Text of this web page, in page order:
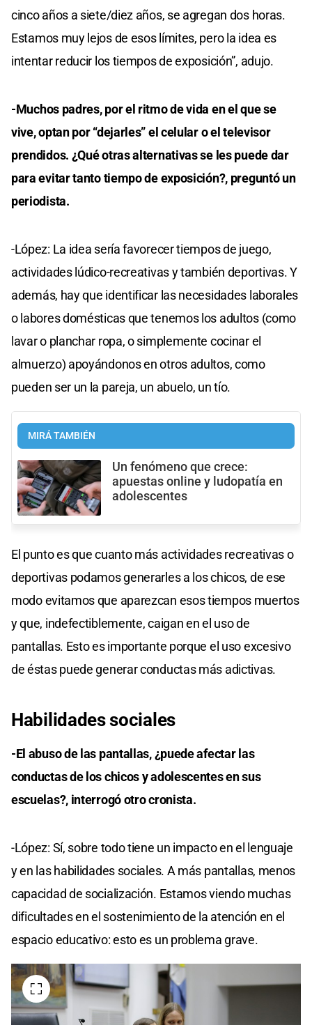
cinco años a siete/diez años, se agregan dos horas.
Estamos muy lejos de esos límites, pero la idea es
intentar reducir los tiempos de exposición”, adujo.
-Muchos padres, por el ritmo de vida en el que se
vive, optan por “dejarles” el celular o el televisor
prendidos. ¿Qué otras alternativas se les puede dar
para evitar tanto tiempo de exposición?, preguntó un
periodista.
-López: La idea sería favorecer tiempos de juego,
actividades lúdico-recreativas y también deportivas. Y
además, hay que identificar las necesidades laborales
o labores domésticas que tenemos los adultos (como
lavar o planchar ropa, o simplemente cocinar el
almuerzo) apoyándonos en otros adultos, como
pueden ser un la pareja, un abuelo, un tío.
MIRÁ TAMBIÉN
Un fenómeno que crece:
apuestas online y ludopatía en
adolescentes
El punto es que cuanto más actividades recreativas o
deportivas podamos generarles a los chicos, de ese
modo evitamos que aparezcan esos tiempos muertos
y que, indefectiblemente, caigan en el uso de
pantallas. Esto es importante porque el uso excesivo
de éstas puede generar conductas más adictivas.
Habilidades sociales
-El abuso de las pantallas, ¿puede afectar las
conductas de los chicos y adolescentes en sus
escuelas?, interrogó otro cronista.
-López: Sí, sobre todo tiene un impacto en el lenguaje
y en las habilidades sociales. A más pantallas, menos
capacidad de socialización. Estamos viendo muchas
dificultades en el sostenimiento de la atención en el
espacio educativo: esto es un problema grave.